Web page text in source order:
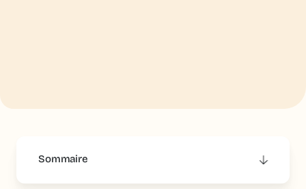
Sommaire